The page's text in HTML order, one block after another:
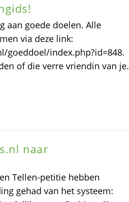
aan goede doelen. Alle
via deze link:
index.php?id=848.
of die verre vriendin van je.
naar
Tellen-petitie hebben
gehad van het systeem: